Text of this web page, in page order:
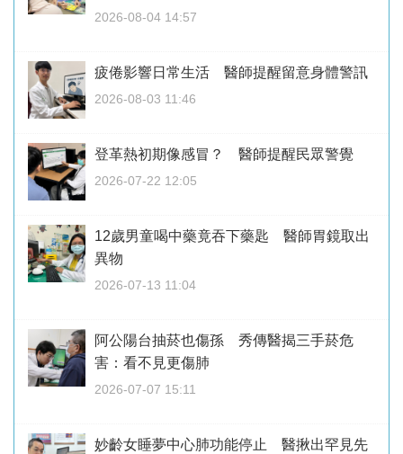
2026-08-04 14:57
疲倦影響日常生活 醫師提醒留意身體警訊
2026-08-03 11:46
登革熱初期像感冒？ 醫師提醒民眾警覺
2026-07-22 12:05
12歲男童喝中藥竟吞下藥匙 醫師胃鏡取出
異物
2026-07-13 11:04
阿公陽台抽菸也傷孫 秀傳醫揭三手菸危
害：看不見更傷肺
2026-07-07 15:11
妙齡女睡夢中心肺功能停止 醫揪出罕見先